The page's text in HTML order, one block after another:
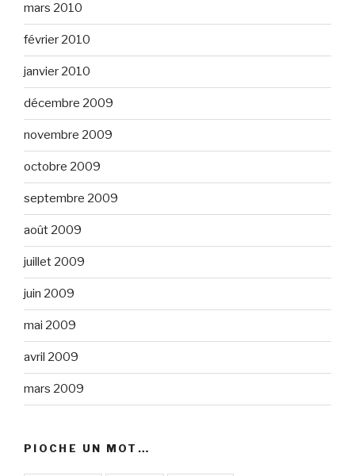
mars 2010
février 2010
janvier 2010
décembre 2009
novembre 2009
octobre 2009
septembre 2009
août 2009
juillet 2009
juin 2009
mai 2009
avril 2009
mars 2009
PIOCHE UN MOT…